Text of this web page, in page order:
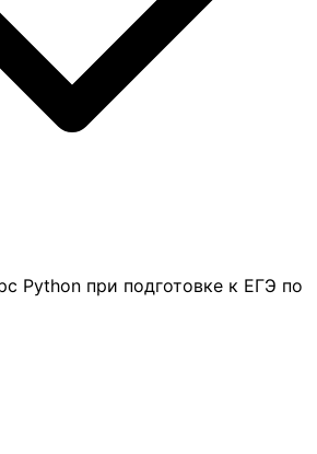
Python при подготовке к ЕГЭ по